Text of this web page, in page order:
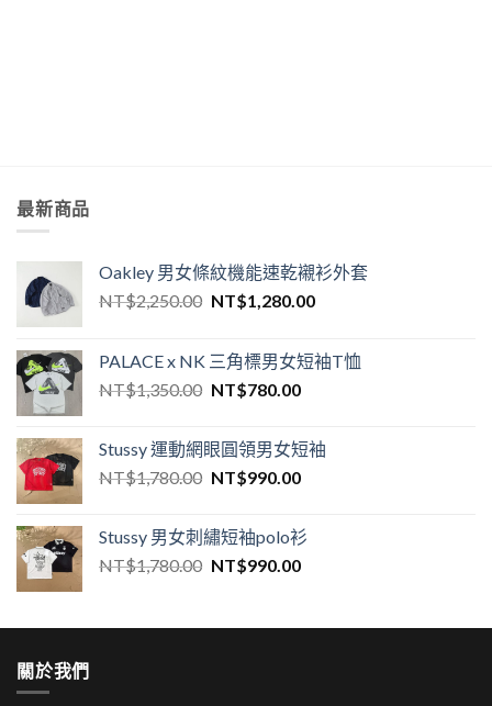
最新商品
Oakley 男女條紋機能速乾襯衫外套
NT$2,250.00 NT$1,280.00
PALACE x NK 三角標男女短袖T恤
NT$1,350.00 NT$780.00
Stussy 運動網眼圓領男女短袖
NT$1,780.00 NT$990.00
Stussy 男女刺繡短袖polo衫
NT$1,780.00 NT$990.00
關於我們